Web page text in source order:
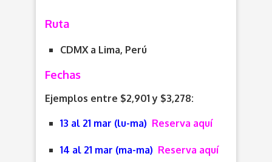
Ruta
CDMX a Lima, Perú
Fechas
Ejemplos entre $2,901 y $3,278:
13 al 21 mar (lu-ma) Reserva aquí
14 al 21 mar (ma-ma) Reserva aquí